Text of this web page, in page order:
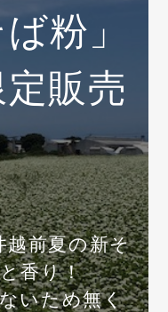
粉」
販売
越前夏の新そ
香り！
いため無く